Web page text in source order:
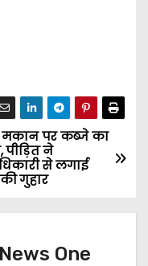
पर कब्जे का
पीड़ित ने
से लगाई
गुहार
One